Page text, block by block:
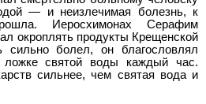
— и неизлечимая болезнь, к
Иеросхимонах Серафим
окроплять продукты Крещенской
сильно болел, он благословлял
ложке святой воды каждый час.
сильнее, чем святая вода и